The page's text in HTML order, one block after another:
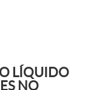
LÍQUIDO
NO